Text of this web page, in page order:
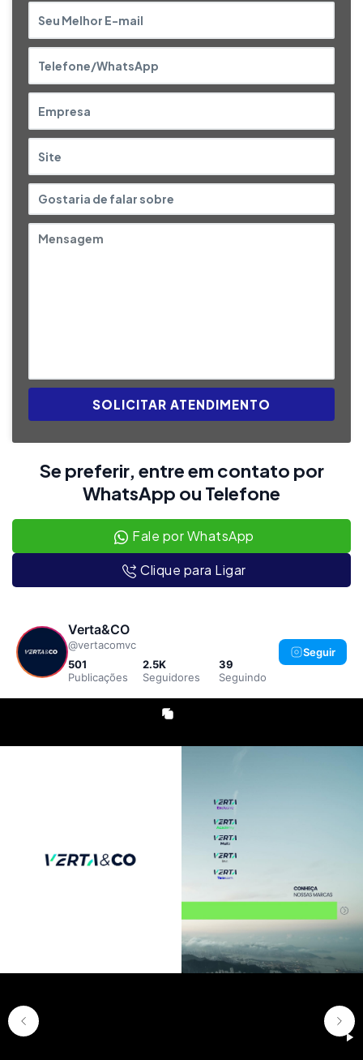
SOLICITAR ATENDIMENTO
Se preferir, entre em contato por
WhatsApp ou Telefone
Fale por WhatsApp
Clique para Ligar
Verta&CO
@vertacomvc
501
Publicações
2.5K
Seguidores
39
Seguindo
Seguir